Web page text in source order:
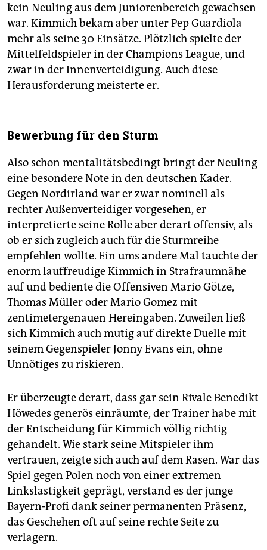
kein Neuling aus dem Juniorenbereich gewachsen
war. Kimmich bekam aber unter Pep Guardiola
mehr als seine 30 Einsätze. Plötzlich spielte der
Mittelfeldspieler in der Champions League, und
zwar in der Innenverteidigung. Auch diese
Herausforderung meisterte er.
Bewerbung für den Sturm
Also schon mentalitätsbedingt bringt der Neuling
eine besondere Note in den deutschen Kader.
Gegen Nordirland war er zwar nominell als
rechter Außenverteidiger vorgesehen, er
interpretierte seine Rolle aber derart offensiv, als
ob er sich zugleich auch für die Sturmreihe
empfehlen wollte. Ein ums andere Mal tauchte der
enorm lauffreudige Kimmich in Strafraumnähe
auf und bediente die Offensiven Mario Götze,
Thomas Müller oder Mario Gomez mit
zentimetergenauen Hereingaben. Zuweilen ließ
sich Kimmich auch mutig auf direkte Duelle mit
seinem Gegenspieler Jonny Evans ein, ohne
Unnötiges zu riskieren.
Er überzeugte derart, dass gar sein Rivale Benedikt
Höwedes generös einräumte, der Trainer habe mit
der Entscheidung für Kimmich völlig richtig
gehandelt. Wie stark seine Mitspieler ihm
vertrauen, zeigte sich auch auf dem Rasen. War das
Spiel gegen Polen noch von einer ex­tremen
Linkslastigkeit geprägt, verstand es der junge
Bayern-Profi dank seiner permanenten Präsenz,
das Geschehen oft auf seine rechte Seite zu
verlagern.